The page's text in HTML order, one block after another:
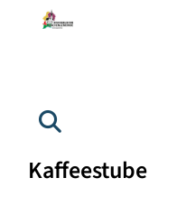
Kaffeestube